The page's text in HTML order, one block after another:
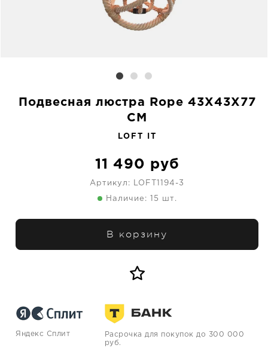
Подвесная люстра Rope 43X43X77
CM
LOFT IT
11 490 руб
Артикул: LOFT1194-3
Наличие: 15 шт.
В корзину
Яндекс Сплит
Расрочка для покупок до 300 000
руб.